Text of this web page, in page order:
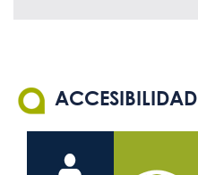
ACCESIBILIDAD